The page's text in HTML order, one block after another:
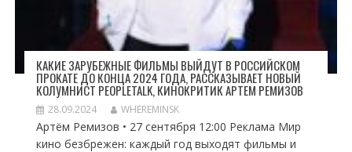
КАКИЕ ЗАРУБЕЖНЫЕ ФИЛЬМЫ ВЫЙДУТ В РОССИЙСКОМ
ПРОКАТЕ ДО КОНЦА 2024 ГОДА, РАССКАЗЫВАЕТ НОВЫЙ
КОЛУМНИСТ PEOPLETALK, КИНОКРИТИК АРТЕМ РЕМИЗОВ
28.09.2024 WHEREMINSK
Артём Ремизов • 27 сентября 12:00 Реклама Мир
кино безбрежен: каждый год выходят фильмы и